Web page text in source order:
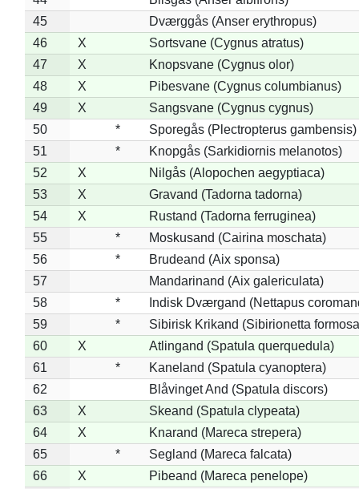
45
Dværggås (Anser erythropus)
46
X
Sortsvane (Cygnus atratus)
47
X
Knopsvane (Cygnus olor)
48
X
Pibesvane (Cygnus columbianus)
49
X
Sangsvane (Cygnus cygnus)
50
*
Sporegås (Plectropterus gambensis)
51
*
Knopgås (Sarkidiornis melanotos)
52
X
Nilgås (Alopochen aegyptiaca)
53
X
Gravand (Tadorna tadorna)
54
X
Rustand (Tadorna ferruginea)
55
*
Moskusand (Cairina moschata)
56
*
Brudeand (Aix sponsa)
57
Mandarinand (Aix galericulata)
58
*
Indisk Dværgand (Nettapus
59
*
Sibirisk Krikand (Sibirionetta
60
X
Atlingand (Spatula querquedula)
61
*
Kaneland (Spatula cyanoptera)
62
Blåvinget And (Spatula discors)
63
X
Skeand (Spatula clypeata)
64
X
Knarand (Mareca strepera)
65
*
Segland (Mareca falcata)
66
X
Pibeand (Mareca penelope)